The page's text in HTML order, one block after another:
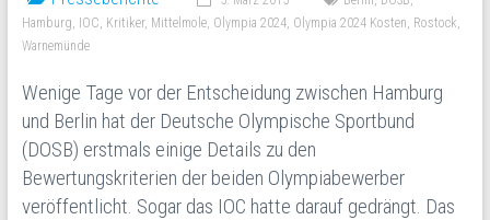
Hamburg, IOC, Kritiker, Mittelmole, Olympia 2024, Olympia 2024 Kosten, Rostock,
Warnemünde
Wenige Tage vor der Entscheidung zwischen Hamburg
und Berlin hat der Deutsche Olympische Sportbund
(DOSB) erstmals einige Details zu den
Bewertungskriterien der beiden Olympiabewerber
veröffentlicht. Sogar das IOC hatte darauf gedrängt. Das